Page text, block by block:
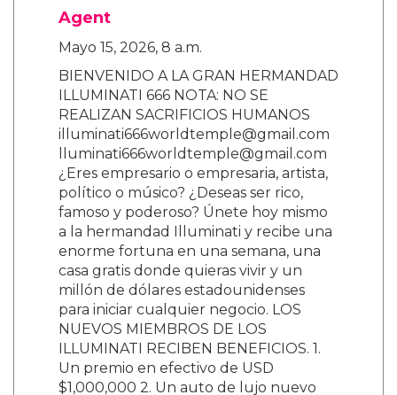
Agent
Mayo 15, 2026, 8 a.m.
BIENVENIDO A LA GRAN HERMANDAD
ILLUMINATI 666 NOTA: NO SE
REALIZAN SACRIFICIOS HUMANOS
illuminati666worldtemple@gmail.com
lluminati666worldtemple@gmail.com
¿Eres empresario o empresaria, artista,
político o músico? ¿Deseas ser rico,
famoso y poderoso? Únete hoy mismo
a la hermandad Illuminati y recibe una
enorme fortuna en una semana, una
casa gratis donde quieras vivir y un
millón de dólares estadounidenses
para iniciar cualquier negocio. LOS
NUEVOS MIEMBROS DE LOS
ILLUMINATI RECIBEN BENEFICIOS. 1.
Un premio en efectivo de USD
$1,000,000 2. Un auto de lujo nuevo